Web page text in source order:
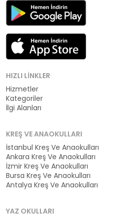
HIZLI LINKLER
Hizmetler
Kategoriler
İlgi Alanları
KREŞ VE ANAOKULLARI
İstanbul Kreş Ve Anaokulları
Ankara Kreş Ve Anaokulları
İzmir Kreş Ve Anaokulları
Bursa Kreş Ve Anaokulları
Antalya Kreş Ve Anaokulları
YAZ OKULLARI